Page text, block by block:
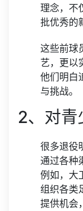
理念，不
批优秀的
这些前球
艺，更以
他们明白
与挑战。
2、对青
很多退役
通过各种
例如，大
组织各类
提供机会